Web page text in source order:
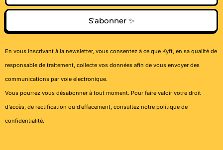
S'abonner ✨
En vous inscrivant à la newsletter, vous consentez à ce que Kyft, en sa qualité de
responsable de traitement, collecte vos données afin de vous envoyer des
communications par voie électronique.
Vous pourrez vous désabonner à tout moment. Pour faire valoir votre droit
d’accès, de rectification ou d’effacement, consultez notre politique de
confidentialité.